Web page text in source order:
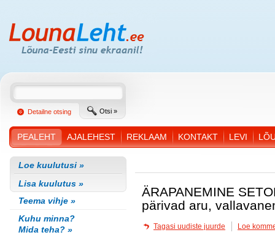
Detailne otsing Otsi »
PEALEHT AJALEHEST REKLAAM KONTAKT LEVI
Loe kuulutusi »
Lisa kuulutus »
Teema vihje »
Kuhu minna?
Mida teha? »
ÄRAPANEMINE
pärivad aru,
Tagasi uudiste juurde Loe